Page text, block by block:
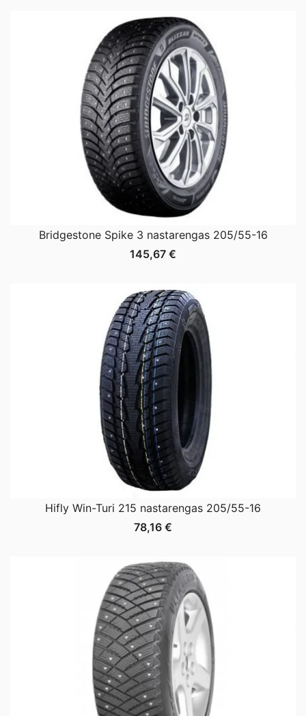
Bridgestone Spike 3 nastarengas 205/55-16
145,67 €
Hifly Win-Turi 215 nastarengas 205/55-16
78,16 €